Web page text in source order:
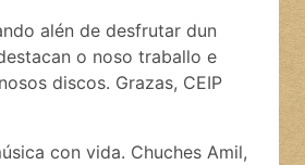
alén de desfrutar dun
o noso traballo e
discos. Grazas, CEIP
con vida. Chuches Amil,